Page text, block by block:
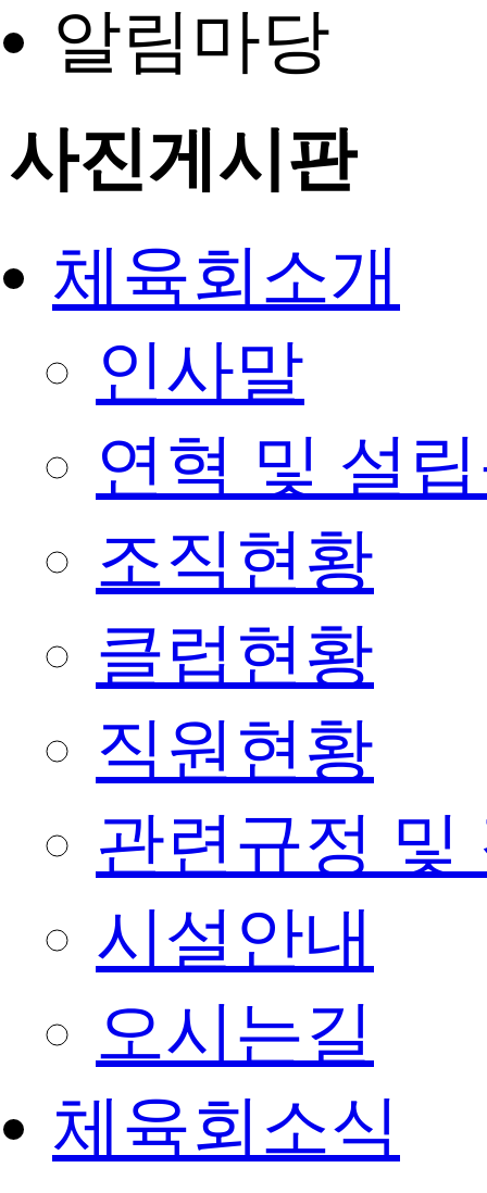
알림마당
사진게시판
체육회소개
인사말
연혁 및 설
조직현황
클럽현황
직원현황
관련규정 및
시설안내
오시는길
체육회소식